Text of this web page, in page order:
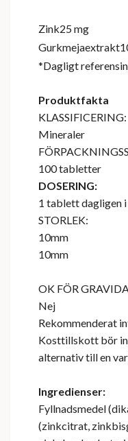
Zink25 mg
*Dagligt
Produktfakta
KLASSIFICERING:
Mineraler
100 tabletter
DOSERING:
1 tablett dagligen
STORLEK:
10mm
10mm
OK FÖR
Nej
Rekommenderat
Kosttillskott bör
alternativ till en
Ingredienser:
Fyllnadsmedel
(zinkcitrat,